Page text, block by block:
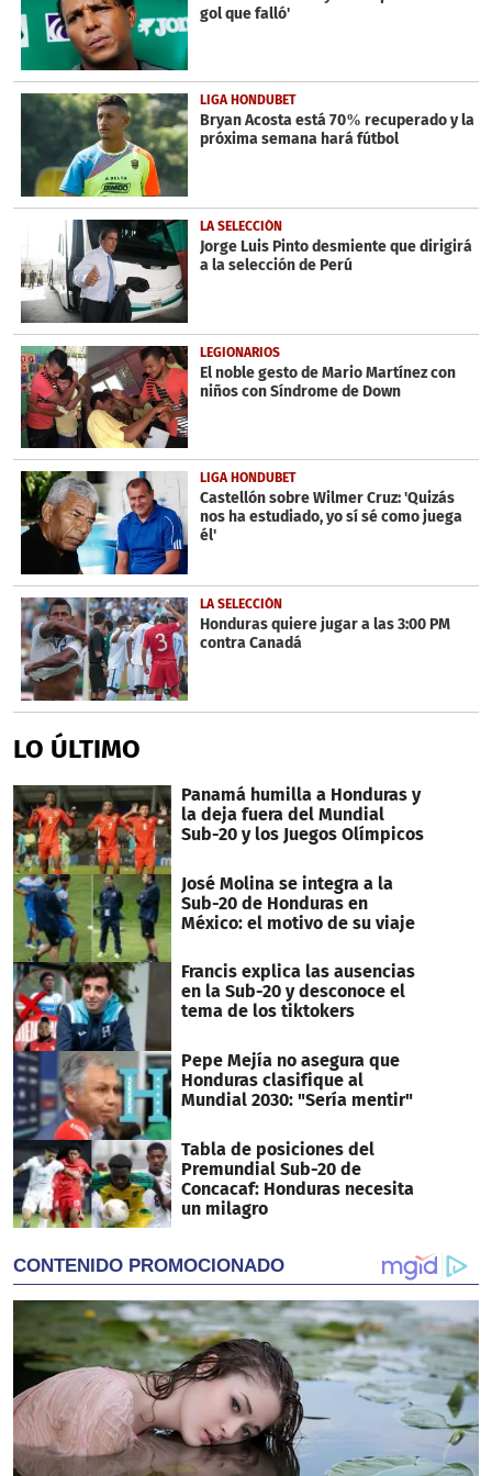
seconds
gol que falló'
LIGA HONDUBET
Bryan Acosta está 70% recuperado y la
próxima semana hará fútbol
LA SELECCIÓN
Jorge Luis Pinto desmiente que dirigirá
a la selección de Perú
LEGIONARIOS
El noble gesto de Mario Martínez con
niños con Síndrome de Down
LIGA HONDUBET
Castellón sobre Wilmer Cruz: 'Quizás
nos ha estudiado, yo sí sé como juega
él'
LA SELECCIÓN
Honduras quiere jugar a las 3:00 PM
contra Canadá
LO ÚLTIMO
Panamá humilla a Honduras y
la deja fuera del Mundial
Sub-20 y los Juegos Olímpicos
José Molina se integra a la
Sub-20 de Honduras en
México: el motivo de su viaje
Francis explica las ausencias
en la Sub-20 y desconoce el
tema de los tiktokers
Pepe Mejía no asegura que
Honduras clasifique al
Mundial 2030: "Sería mentir"
Tabla de posiciones del
Premundial Sub-20 de
Concacaf: Honduras necesita
un milagro